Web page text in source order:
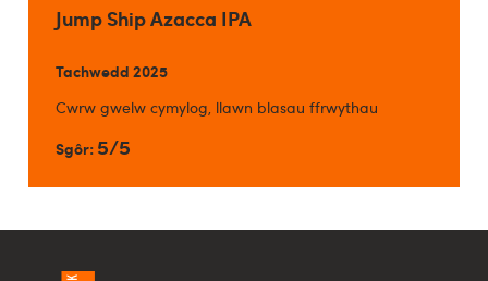
Jump Ship Azacca IPA
Tachwedd 2025
Cwrw gwelw cymylog, llawn blasau ffrwythau
Sgôr: 5/5